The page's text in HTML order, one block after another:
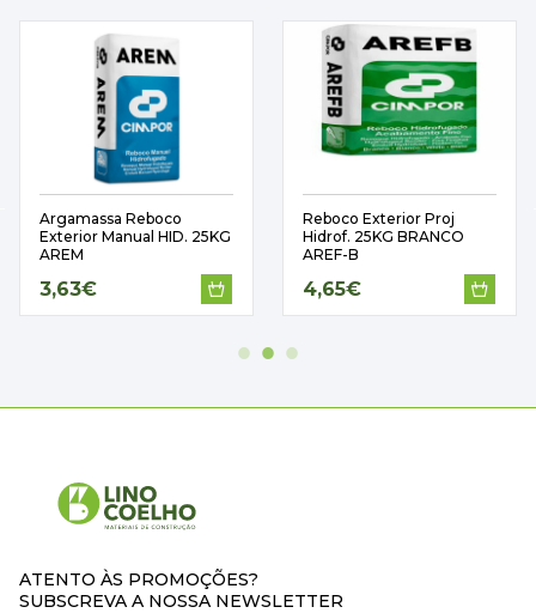
Argamassa Reboco
Exterior Manual HID. 25KG
AREM
3,63€
Reboco Exterior Proj
Hidrof. 25KG BRANCO
AREF-B
4,65€
ATENTO ÀS PROMOÇÕES?
SUBSCREVA A NOSSA NEWSLETTER